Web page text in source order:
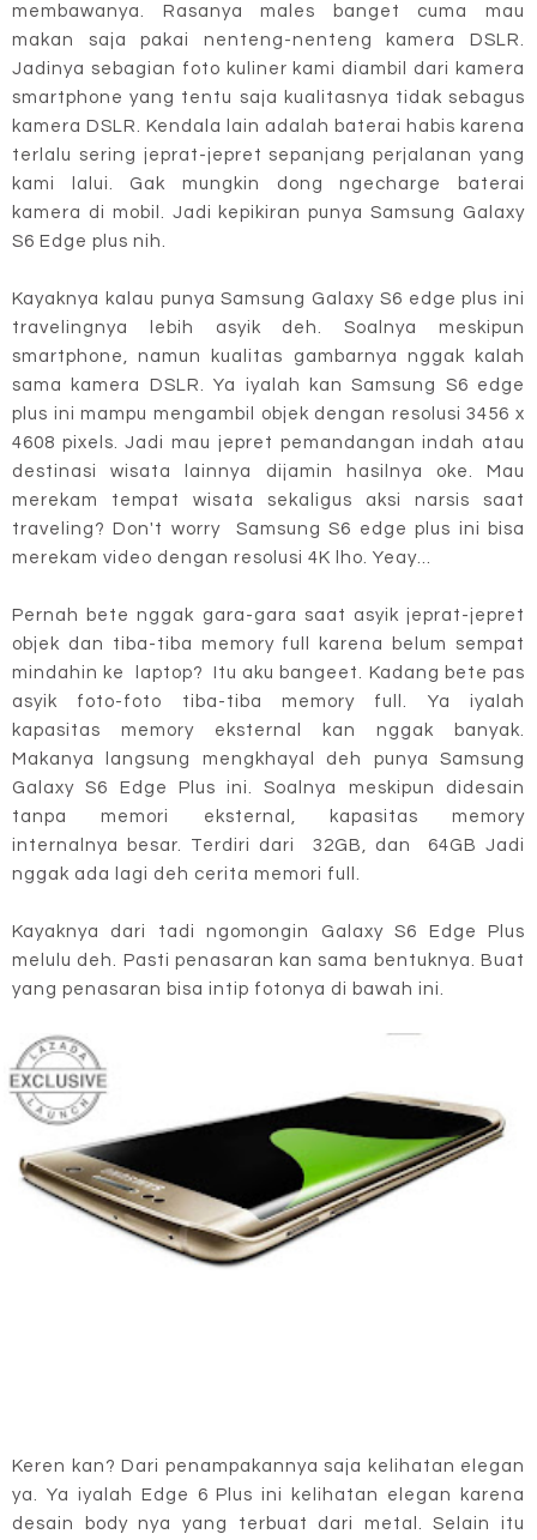
membawanya. Rasanya males banget cuma mau
makan saja pakai nenteng-nenteng kamera DSLR.
Jadinya sebagian foto kuliner kami diambil dari kamera
smartphone yang tentu saja kualitasnya tidak sebagus
kamera DSLR. Kendala lain adalah baterai habis karena
terlalu sering jeprat-jepret sepanjang perjalanan yang
kami lalui. Gak mungkin dong ngecharge baterai
kamera di mobil. Jadi kepikiran punya Samsung Galaxy
S6 Edge plus nih.
Kayaknya kalau punya Samsung Galaxy S6 edge plus ini
travelingnya lebih asyik deh. Soalnya meskipun
smartphone, namun kualitas gambarnya nggak kalah
sama kamera DSLR. Ya iyalah kan Samsung S6 edge
plus ini mampu mengambil objek dengan resolusi 3456 x
4608 pixels. Jadi mau jepret pemandangan indah atau
destinasi wisata lainnya dijamin hasilnya oke. Mau
merekam tempat wisata sekaligus aksi narsis saat
traveling? Don't worry Samsung S6 edge plus ini bisa
merekam video dengan resolusi 4K lho. Yeay...
Pernah bete nggak gara-gara saat asyik jeprat-jepret
objek dan tiba-tiba memory full karena belum sempat
mindahin ke laptop? Itu aku bangeet. Kadang bete pas
asyik foto-foto tiba-tiba memory full. Ya iyalah
kapasitas memory eksternal kan nggak banyak.
Makanya langsung mengkhayal deh punya Samsung
Galaxy S6 Edge Plus ini. Soalnya meskipun didesain
tanpa memori eksternal, kapasitas memory
internalnya besar. Terdiri dari 32GB, dan 64GB Jadi
nggak ada lagi deh cerita memori full.
Kayaknya dari tadi ngomongin Galaxy S6 Edge Plus
melulu deh. Pasti penasaran kan sama bentuknya. Buat
yang penasaran bisa intip fotonya di bawah ini.
Keren kan? Dari penampakannya saja kelihatan elegan
ya. Ya iyalah Edge 6 Plus ini kelihatan elegan karena
desain body nya yang terbuat dari metal. Selain itu